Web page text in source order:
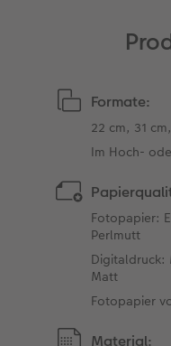
Formate:
22 cm, 31
Im Hoch-
Fotopapier:
Perlmutt
Digitaldruck:
Matt
Fotopapier
Material: